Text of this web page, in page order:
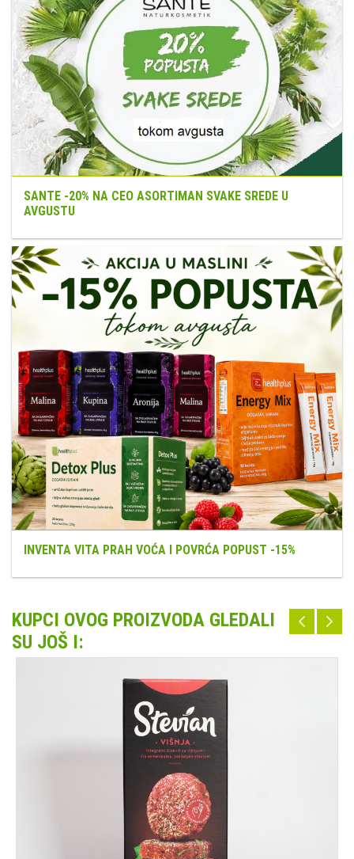
SANTE -20% NA CEO ASORTIMAN SVAKE SREDE U
AVGUSTU
INVENTA VITA PRAH VOĆA I POVRĆA POPUST -15%
KUPCI OVOG PROIZVODA GLEDALI
SU JOŠ I: